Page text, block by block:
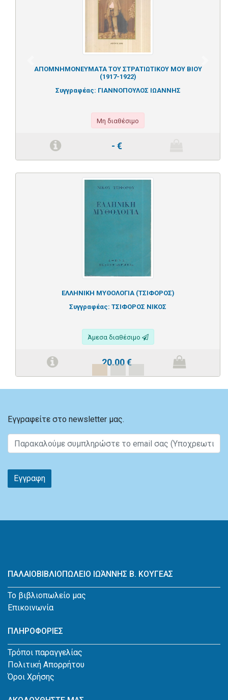
ΑΠΟΜΝΗΜΟΝΕΥΜΑΤΑ ΤΟΥ ΣΤΡΑΤΙΩΤΙΚΟΥ ΜΟΥ ΒΙΟΥ
(1917-1922)
Συγγραφέας: ΓΙΑΝΝΟΠΟΥΛΟΣ ΙΩΑΝΝΗΣ
Μη διαθέσιμο
- €
ΕΛΛΗΝΙΚΗ ΜΥΘΟΛΟΓΙΑ (ΤΣΙΦΟΡΟΣ)
Συγγραφέας: ΤΣΙΦΟΡΟΣ ΝΙΚΟΣ
Άμεσα διαθέσιμο
20.00€
Previous
Εγγραφείτε στο newsletter μας.
Εγγραφη
ΠΑΛΑΙΟΒΙΒΛΙΟΠΩΛΕΙΟ ΙΩΆΝΝΗΣ Β. ΚΟΥΓΕΑΣ
Το βιβλιοπωλείο μας
Επικοινωνία
ΠΛΗΡΟΦΟΡΙΕΣ
Τρόποι παραγγελίας
Πολιτική Απορρήτου
Όροι Χρήσης